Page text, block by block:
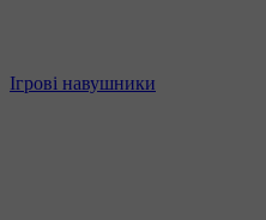
Ігрові навушники